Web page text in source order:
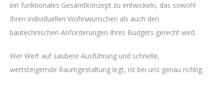
ein funktionales Gesamtkonzept zu entwickeln, das sowohl
Ihren individuellen Wohnwünschen als auch den
bautechnischen Anforderungen Ihres Budgets gerecht wird.
Wer Wert auf saubere Ausführung und schnelle,
wertsteigernde Raumgestaltung legt, ist bei uns genau richtig.